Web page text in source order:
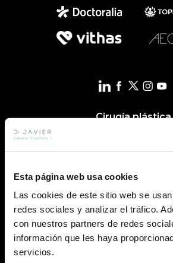
Esta página web usa cookies
Las cookies de este sitio web se
redes sociales y analizar el tráfico.
con nuestros partners de redes
información que les haya
servicios.
Cirugía plástica
Sala de prensa
Blog
Contacto